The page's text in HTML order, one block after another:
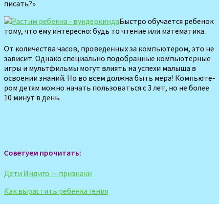
писать?»
Быстро обучается ребенок
тому, что ему интересно: будь то чтение или мате­матика.
От количества ча­сов, проведенных за ком­пьютером, это не
зависит. Однако специально подо­бранные компьютерные
игры и мультфильмы могут влиять на ус­пехи малыша в
освоении знаний. Но во всем долж­на быть мера! Компьюте­
ром детям можно начать пользоваться с 3 лет, но не более
10 минут в день.
Советуем прочитать:
Дети Индиго — признаки
Как вырастить ребенка гения